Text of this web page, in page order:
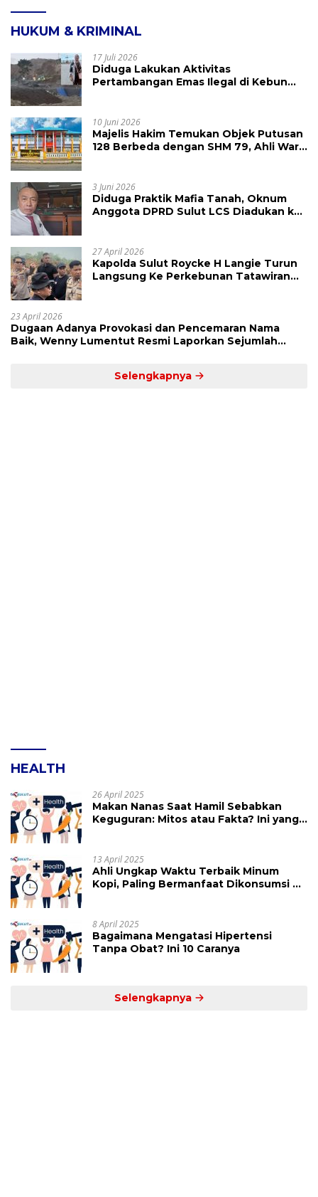
HUKUM & KRIMINAL
17 Juli 2026
Diduga Lakukan Aktivitas
Pertambangan Emas Ilegal di Kebun
10 Juni 2026
Majelis Hakim Temukan Objek Putusan
128 Berbeda dengan SHM 79, Ahli Waris
3 Juni 2026
Diduga Praktik Mafia Tanah, Oknum
Anggota DPRD Sulut LCS Diadukan ke
27 April 2026
Kapolda Sulut Roycke H Langie Turun
Langsung Ke Perkebunan Tatawiran
23 April 2026
Dugaan Adanya Provokasi dan Pencemaran Nama
Baik, Wenny Lumentut Resmi Laporkan Sejumlah
Selengkapnya
HEALTH
26 April 2025
Makan Nanas Saat Hamil Sebabkan
Keguguran: Mitos atau Fakta? Ini yang
13 April 2025
Ahli Ungkap Waktu Terbaik Minum
Kopi, Paling Bermanfaat Dikonsumsi di
8 April 2025
Bagaimana Mengatasi Hipertensi
Tanpa Obat? Ini 10 Caranya
Selengkapnya